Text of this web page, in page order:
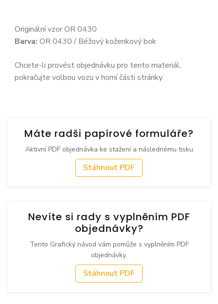
Originální vzor OR 0430
Barva: OR 0430 / Béžový koženkový bok
Chcete-li provést objednávku pro tento materiál,
pokračujte volbou vozu v horní části stránky.
Máte radši papírové formuláře?
Aktivní PDF objednávka ke stažení a následnému tisku
Stáhnout PDF
Nevíte si rady s vyplněním PDF
objednávky?
Tento Grafický návod vám pomůže s vyplněním PDF
objednávky.
Stáhnout PDF